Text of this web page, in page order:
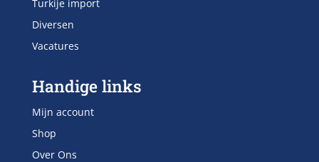
Turkije import
Diversen
Vacatures
Handige links
Mijn account
Shop
Over Ons